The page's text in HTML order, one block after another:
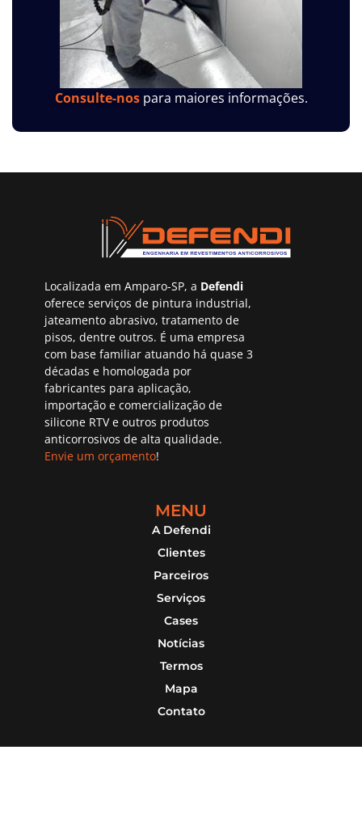
Consulte-nospara maiores informações.
Localizada em Amparo-SP, a Defendi
oferece serviços de pintura industrial,
jateamento abrasivo, tratamento de
pisos, dentre outros. É uma empresa
com base familiar atuando há quase 3
décadas e homologada por
fabricantes para aplicação,
importação e comercialização de
silicone RTV e outros produtos
anticorrosivos de alta qualidade.
Envie um orçamento!
MENU
A Defendi
Clientes
Parceiros
Serviços
Cases
Notícias
Termos
Mapa
Contato